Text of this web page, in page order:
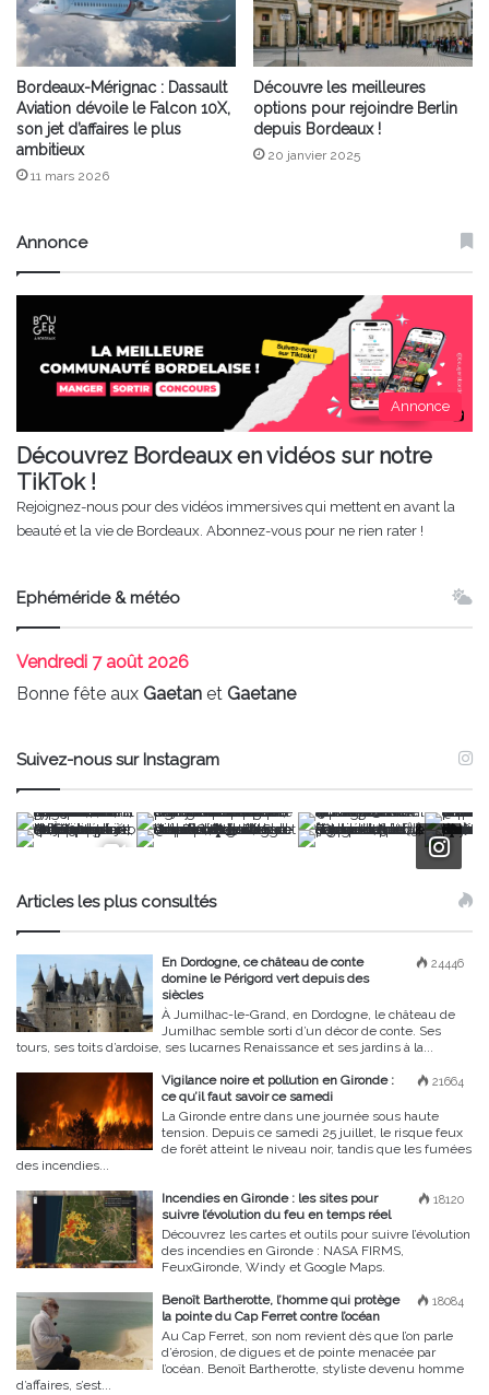
Bordeaux-Mérignac : Dassault
Aviation dévoile le Falcon 10X,
son jet d’affaires le plus
ambitieux
11 mars 2026
Découvre les meilleures
options pour rejoindre Berlin
depuis Bordeaux !
20 janvier 2025
Annonce
Annonce
Découvrez Bordeaux en vidéos sur notre
TikTok !
Rejoignez-nous pour des vidéos immersives qui mettent en avant la
beauté et la vie de Bordeaux. Abonnez-vous pour ne rien rater !
Ephéméride & météo
Vendredi 7 août 2026
Bonne fête aux Gaetan et Gaetane
Suivez-nous sur Instagram
Articles les plus consultés
24446
En Dordogne, ce château de conte
domine le Périgord vert depuis des
siècles
À Jumilhac-le-Grand, en Dordogne, le château de
Jumilhac semble sorti d’un décor de conte. Ses
tours, ses toits d’ardoise, ses lucarnes Renaissance et ses jardins à la...
21664
Vigilance noire et pollution en Gironde :
ce qu’il faut savoir ce samedi
La Gironde entre dans une journée sous haute
tension. Depuis ce samedi 25 juillet, le risque feux
de forêt atteint le niveau noir, tandis que les fumées
des incendies...
18120
Incendies en Gironde : les sites pour
suivre l’évolution du feu en temps réel
Découvrez les cartes et outils pour suivre l’évolution
des incendies en Gironde : NASA FIRMS,
FeuxGironde, Windy et Google Maps.
18084
Benoît Bartherotte, l’homme qui protège
la pointe du Cap Ferret contre l’océan
Au Cap Ferret, son nom revient dès que l’on parle
d’érosion, de digues et de pointe menacée par
l’océan. Benoît Bartherotte, styliste devenu homme
d’affaires, s’est...